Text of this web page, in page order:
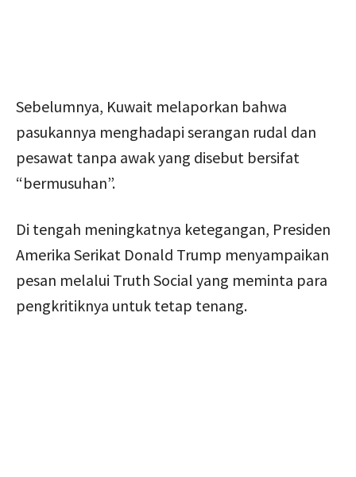
Sebelumnya, Kuwait melaporkan bahwa
pasukannya menghadapi serangan rudal dan
pesawat tanpa awak yang disebut bersifat
“bermusuhan”.
Di tengah meningkatnya ketegangan, Presiden
Amerika Serikat Donald Trump menyampaikan
pesan melalui Truth Social yang meminta para
pengkritiknya untuk tetap tenang.